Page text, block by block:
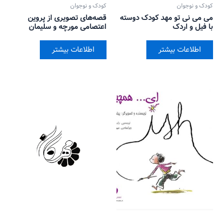
کودک و نوجوان
می می نی تو مهد کودک دوسته
با فیل و اردک
اطلاعات بیشتر
کودک و نوجوان
قصه‌های تصویری از پروین
اعتصامی مورچه و سلیمان
اطلاعات بیشتر